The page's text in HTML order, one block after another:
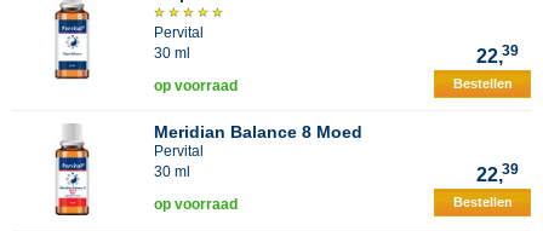
Pervital
30 ml
22,39
op voorraad Bestellen
Meridian Balance 8 Moed
Pervital
30 ml
22,39
op voorraad Bestellen